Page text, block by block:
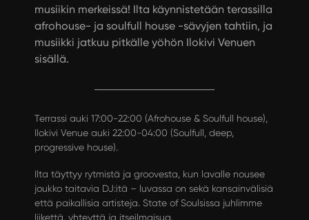
musiikin merkeissä! Ilta käynnistetään terassilla
afrohouse- ja soulfull house -sävyjen tahtiin, ja
musiikki jatkuu pitkälle yöhön Ilokivi Venuen
sisällä.
Terrassi auki 17:00-22:00 (Afrohouse & Soulfull house),
Ilokivi Venue auki 22:00-04:00 (Soulfull, deep,
progressive house).
Ilta täyttyy rytmistä ja groovesta, kun lavalle nousee
joukko taitavia DJ:itä – luvassa on sekä kansainvälisiä
että paikallisia artisteja. State of Soulsissa juhlimme
liikettä, yhteyttä ja itseilmaisua.